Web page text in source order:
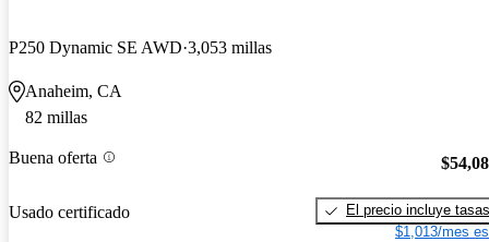
P250 Dynamic SE AWD 3,053 millas
Anaheim, CA
82 millas
Buena oferta
Usado certificado
El precio incluye tasas
$1,013/mes